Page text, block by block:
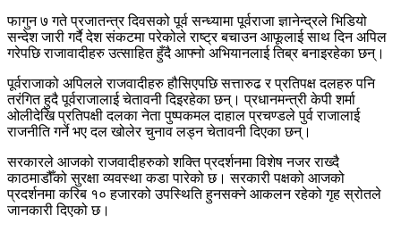
फागुन ७ गते प्रजातन्त्र दिवसको पूर्व सन्ध्यामा पूर्वराजा ज्ञानेन्द्रले भिडियो
सन्देश जारी गर्दै देश संकटमा परेकोले राष्ट्र बचाउन आफूलाई साथ दिन अपिल
गरेपछि राजावादीहरु उत्साहित हुँदै आफ्नो अभियानलाई तिब्र बनाइरहेका छन्।
पूर्वराजाको अपिलले राजवादीहरु हौसिएपछि सत्तारुढ र प्रतिपक्ष दलहरु पनि
तरंगित हुदै पूर्वराजालाई चेतावनी दिइरहेका छन्। प्रधानमन्त्री केपी शर्मा
ओलीदेखि प्रतिपक्षी दलका नेता पुष्पकमल दाहाल प्रचण्डले पुर्व राजालाई
राजनीति गर्ने भए दल खोलेर चुनाव लड्न चेतावनी दिएका छन्।
सरकारले आजको राजवादीहरुको शक्ति प्रदर्शनमा विशेष नजर राख्दै
काठमाडौँको सुरक्षा व्यवस्था कडा पारेको छ। सरकारी पक्षको आजको
प्रदर्शनमा करिब १० हजारको उपस्थिति हुनसक्ने आकलन रहेको गृह स्रोतले
जानकारी दिएको छ।